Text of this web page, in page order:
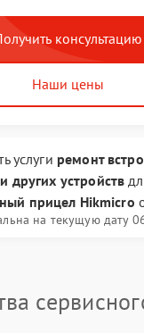
консультацию
Наши цены
услуги ремонт
других устройств
прицел Hikmicro
на текущую дату